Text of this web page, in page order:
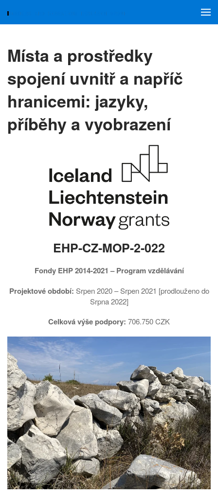
Skip to main content
Místa a prostředky
spojení uvnitř a napříč
hranicemi: jazyky,
příběhy a vyobrazení
EHP-CZ-MOP-2-022
Fondy EHP 2014-2021 – Program vzdělávání
Projektové období: Srpen 2020 – Srpen 2021 [prodlouženo do
Srpna 2022]
Celková výše podpory: 706.750 CZK